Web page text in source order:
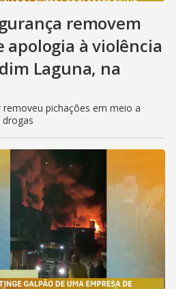
removem
apologia à violência
Laguna, na
pichações em meio a